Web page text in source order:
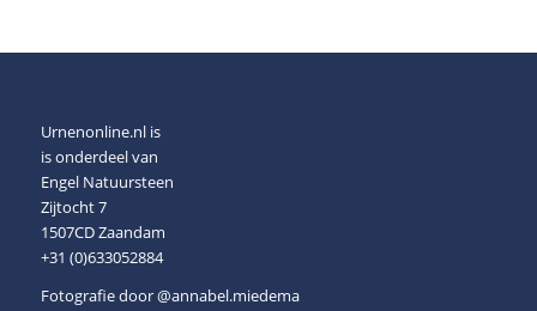
Urnenonline.nl is
is onderdeel van
Engel Natuursteen
Zijtocht 7
1507CD Zaandam
+31 (0)633052884
Fotografie door@annabel.miedema